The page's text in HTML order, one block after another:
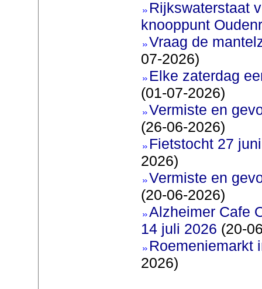
Rijkswaterstaat
knooppunt
Vraag de
07-2026)
Elke zaterdag
(01-07-2026)
Vermiste en
(26-06-2026)
Fietstocht 27
2026)
Vermiste en
(20-06-2026)
Alzheimer Cafe
14 juli 2026 (20-
Roemeniemarkt
2026)